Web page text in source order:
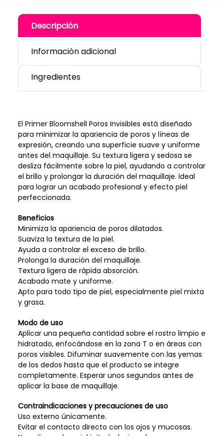
Descripción
Información adicional
Ingredientes
El Primer Bloomshell Poros Invisibles está diseñado
para minimizar la apariencia de poros y líneas de
expresión, creando una superficie suave y uniforme
antes del maquillaje. Su textura ligera y sedosa se
desliza fácilmente sobre la piel, ayudando a controlar
el brillo y prolongar la duración del maquillaje. Ideal
para lograr un acabado profesional y efecto piel
perfeccionada.
Beneficios
Minimiza la apariencia de poros dilatados.
Suaviza la textura de la piel.
Ayuda a controlar el exceso de brillo.
Prolonga la duración del maquillaje.
Textura ligera de rápida absorción.
Acabado mate y uniforme.
Apto para todo tipo de piel, especialmente piel mixta
y grasa.
Modo de uso
Aplicar una pequeña cantidad sobre el rostro limpio e
hidratado, enfocándose en la zona T o en áreas con
poros visibles. Difuminar suavemente con las yemas
de los dedos hasta que el producto se integre
completamente. Esperar unos segundos antes de
aplicar la base de maquillaje.
Contraindicaciones y precauciones de uso
Uso externo únicamente.
Evitar el contacto directo con los ojos y mucosas.